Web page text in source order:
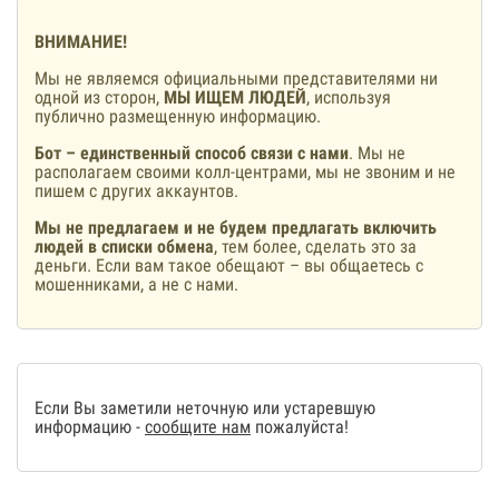
ВНИМАНИЕ!
Мы не являемся официальными представителями ни
одной из сторон, МЫ ИЩЕМ ЛЮДЕЙ, используя
публично размещенную информацию.
Бот – единственный способ связи с нами. Мы не
располагаем своими колл-центрами, мы не звоним и не
пишем с других аккаунтов.
Мы не предлагаем и не будем предлагать включить
людей в списки обмена, тем более, сделать это за
деньги. Если вам такое обещают – вы общаетесь с
мошенниками, а не с нами.
Если Вы заметили неточную или устаревшую
информацию - сообщите нам пожалуйста!